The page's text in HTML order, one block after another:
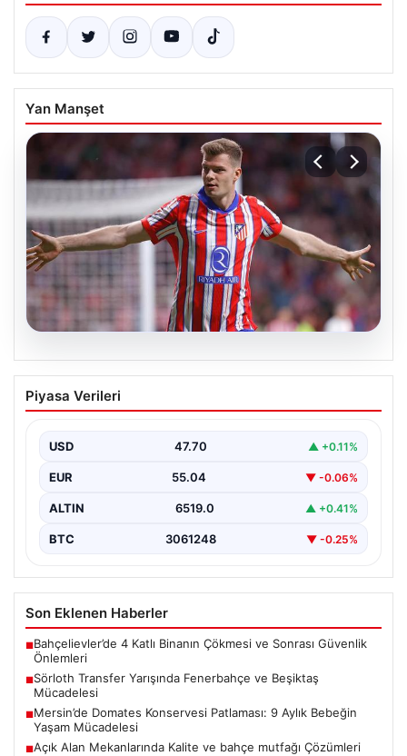
Yan Manşet
05.08.2026
Sörloth Transfer Yarışında Fenerbahçe
ve Beşiktaş Mücadelesi
sahne olurken, Süper Lig’in iki büyük devi,…
Piyasa Verileri
USD 47.70 ▲ +0.11%
EUR 55.04 ▼ -0.06%
ALTIN 6519.0 ▲ +0.41%
BTC 3061248 ▼ -0.25%
Son Eklenen Haberler
■Bahçelievler’de 4 Katlı Binanın Çökmesi ve Sonrası Güvenlik
Önlemleri
■Sörloth Transfer Yarışında Fenerbahçe ve Beşiktaş
Mücadelesi
■Mersin’de Domates Konservesi Patlaması: 9 Aylık Bebeğin
Yaşam Mücadelesi
■Açık Alan Mekanlarında Kalite ve bahçe mutfağı Çözümleri